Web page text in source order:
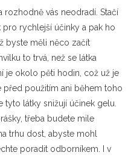
rozhodně vás neodradí. Stačí
rychlejší účinky a pak ho
byste měli něco začít
to trvá, než se látka
je okolo pěti hodin, což už je
před použitím ani během toho
tyto látky snižují účinek gelu.
třeba budete mile
trhu dost, abyste mohl
poradit odborníkem. I v